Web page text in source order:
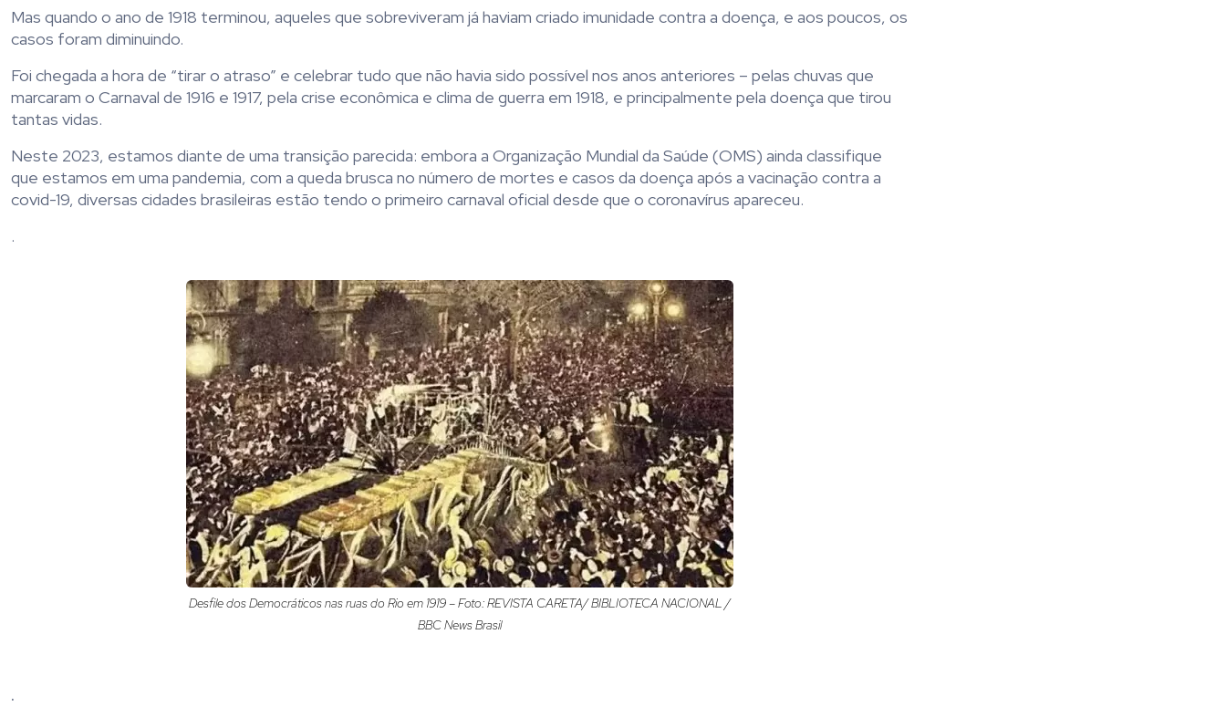
Mas quando o ano de 1918 terminou, aqueles que sobreviveram já haviam criado imunidade contra a doença, e aos poucos, os
casos foram diminuindo.
Foi chegada a hora de “tirar o atraso” e celebrar tudo que não havia sido possível nos anos anteriores – pelas chuvas que
marcaram o Carnaval de 1916 e 1917, pela crise econômica e clima de guerra em 1918, e principalmente pela doença que tirou
tantas vidas.
Neste 2023, estamos diante de uma transição parecida: embora a Organização Mundial da Saúde (OMS) ainda classifique
que estamos em uma pandemia, com a queda brusca no número de mortes e casos da doença após a vacinação contra a
covid-19, diversas cidades brasileiras estão tendo o primeiro carnaval oficial desde que o coronavírus apareceu.
.
Desfile dos Democráticos nas ruas do Rio em 1919 – Foto: REVISTA CARETA/ BIBLIOTECA NACIONAL /
BBC News Brasil
.